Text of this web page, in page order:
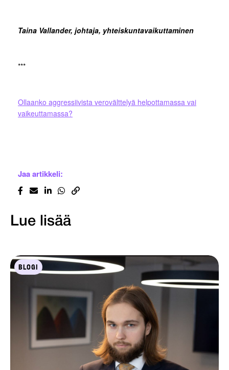
Taina Vallander, johtaja, yhteiskuntavaikuttaminen
***
Ollaanko aggressiivista verovälttelyä helpottamassa vai
vaikeuttamassa?
Jaa artikkeli:
Lue lisää
BLOGI